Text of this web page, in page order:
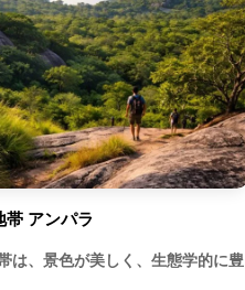
帯 アンパラ
は、景色が美しく、生態学的に豊